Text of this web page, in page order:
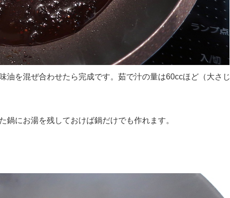
油を混ぜ合わせたら完成です。茹で汁の量は60ccほど（大さじ
にお湯を残しておけば鍋だけでも作れます。